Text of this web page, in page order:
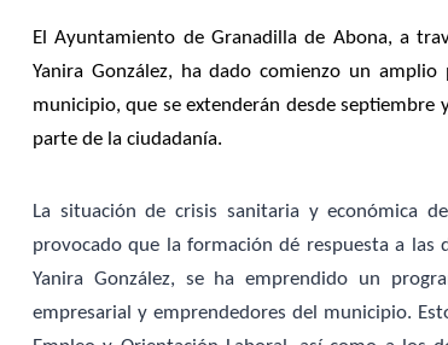
El Ayuntamiento de Granadilla de Abona, a
Yanira González, ha dado comienzo un
municipio, que se extenderán desde
parte de la ciudadanía.
La situación de crisis sanitaria y económica
provocado que la formación dé respuesta a las
Yanira González, se ha emprendido un
empresarial y emprendedores del municipio.